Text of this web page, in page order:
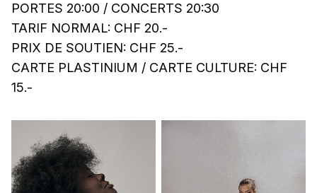
PORTES 20:00 / CONCERTS 20:30
TARIF NORMAL: CHF 20.-
PRIX DE SOUTIEN: CHF 25.-
CARTE PLASTINIUM / CARTE CULTURE: CHF
15.-